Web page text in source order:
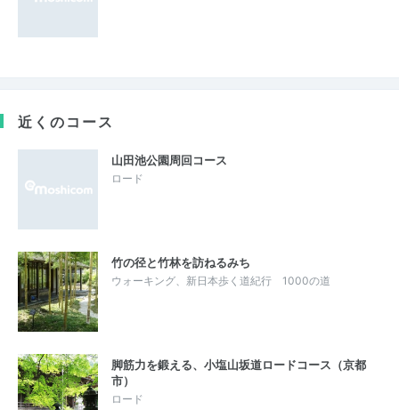
近くのコース
山田池公園周回コース
ロード
竹の径と竹林を訪ねるみち
ウォーキング、新日本歩く道紀行 1000の道
脚筋力を鍛える、小塩山坂道ロードコース（京都
市）
ロード